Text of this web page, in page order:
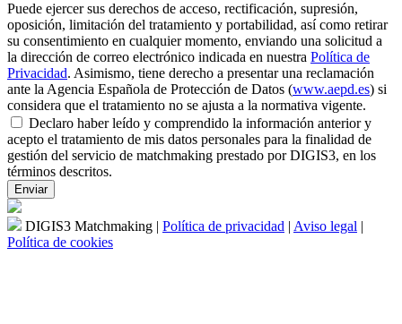
Puede ejercer sus derechos de acceso, rectificación, supresión,
oposición, limitación del tratamiento y portabilidad, así como retirar
su consentimiento en cualquier momento, enviando una solicitud a
la dirección de correo electrónico indicada en nuestra Política de
Privacidad. Asimismo, tiene derecho a presentar una reclamación
ante la Agencia Española de Protección de Datos (www.aepd.es) si
considera que el tratamiento no se ajusta a la normativa vigente.
Declaro haber leído y comprendido la información anterior y
acepto el tratamiento de mis datos personales para la finalidad de
gestión del servicio de matchmaking prestado por DIGIS3, en los
términos descritos.
DIGIS3 Matchmaking | Política de privacidad Aviso legal
Política de cookies